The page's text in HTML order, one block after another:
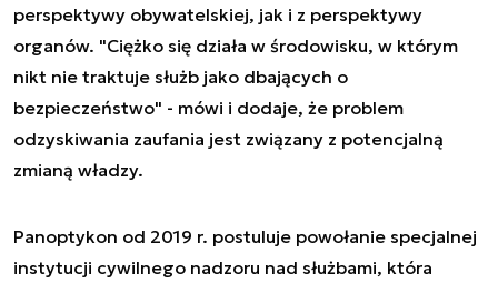
perspektywy obywatelskiej, jak i z perspektywy
organów. "Ciężko się działa w środowisku, w którym
nikt nie traktuje służb jako dbających o
bezpieczeństwo" - mówi i dodaje, że problem
odzyskiwania zaufania jest związany z potencjalną
zmianą władzy.
Panoptykon od 2019 r. postuluje powołanie specjalnej
instytucji cywilnego nadzoru nad służbami, która